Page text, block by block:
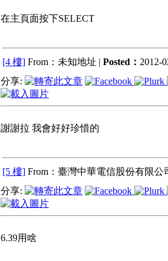
在主頁面按下SELECT
[4 樓] From：未知地址 | Posted： 2012-
分享:
謝謝拉 我會好好珍惜的
[5 樓] From：臺灣中華電信股份有限公
分享:
6.39用啥